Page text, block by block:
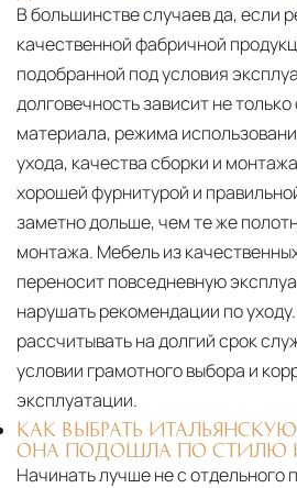
В большинстве случаев да, если
качественной фабричной
подобранной под условия
долговечность зависит не
материала, режима
ухода, качества сборки и
хорошей фурнитурой и
заметно дольше, чем те же
монтажа. Мебель из
переносит повседневную
нарушать рекомендации по
рассчитывать на долгий срок
условии грамотного выбора и
эксплуатации.
КАК ВЫБРАТЬ ИТАЛЬЯНСКУЮ
ОНА ПОДОШЛА ПО СТИЛЮ И
Начинать лучше не с отдельного